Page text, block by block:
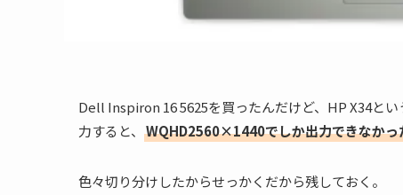
Dell Inspiron 16 5625を買ったんだけど、HP X34と
力すると、 WQHD2560×1440でしか出力できなかっ
色々切り分けしたからせっかくだから残しておく。